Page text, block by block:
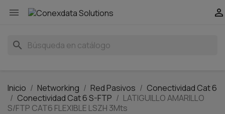
 
search
Inicio Networking Red Pasivos
Conectividad Cat 6
Conectividad Cat 6 S-FTP
LATIGUILLO AMARILLO
S/FTP CAT6 FLEXIBLE LSZH 3Mts